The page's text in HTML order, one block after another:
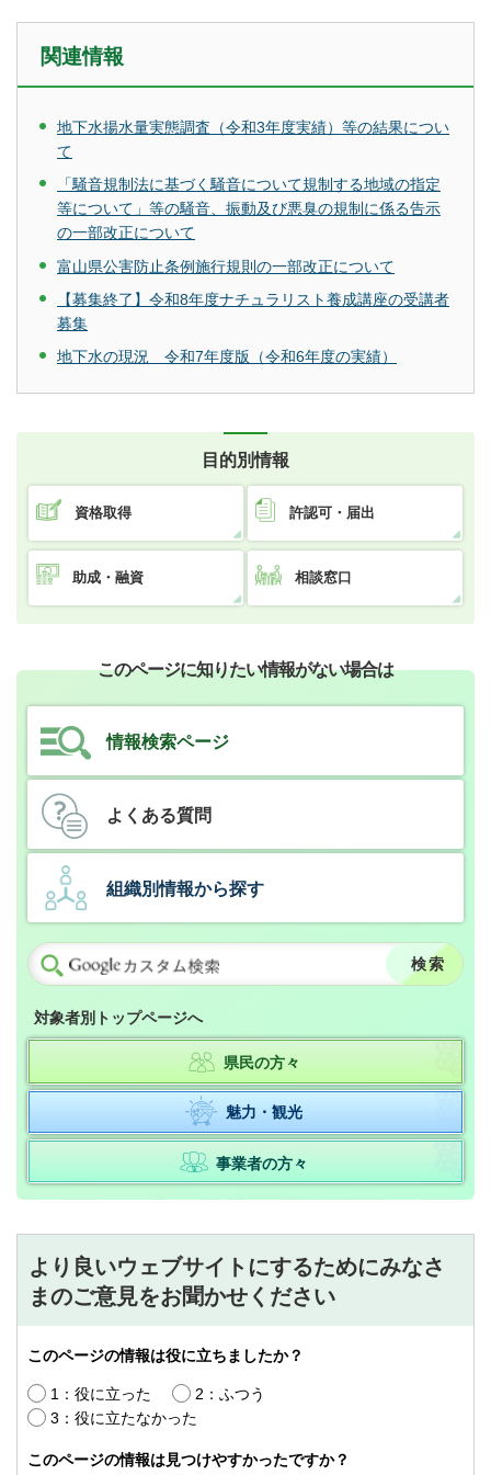
関連情報
地下水揚水量実態調査（令和3年度実績）等の結果につい
て
「騒音規制法に基づく騒音について規制する地域の指定
等について」等の騒音、振動及び悪臭の規制に係る告示
の一部改正について
富山県公害防止条例施行規則の一部改正について
【募集終了】令和8年度ナチュラリスト養成講座の受講者
募集
地下水の現況 令和7年度版（令和6年度の実績）
目的別情報
資格取得 許認可・届出
助成・融資 相談窓口
このページに知りたい情報がない場合は
情報検索ページ
よくある質問
組織別情報から探す
対象者別トップページへ
県民の方々
魅力・観光
事業者の方々
より良いウェブサイトにするためにみなさ
まのご意見をお聞かせください
このページの情報は役に立ちましたか？
1：役に立った
2：ふつう
3：役に立たなかった
このページの情報は見つけやすかったですか？